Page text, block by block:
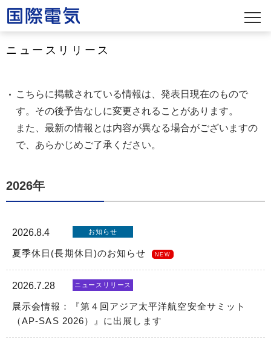
ニュースリリース
こちらに掲載されている情報は、発表日現在のもので
す。その後予告なしに変更されることがあります。
また、最新の情報とは内容が異なる場合がございますの
で、あらかじめご了承ください。
2026年
2026.8.4 お知らせ
夏季休日(長期休日)のお知らせ
2026.7.28 ニュースリリース
展示会情報：『第４回アジア太平洋航空安全サミット
（AP-SAS 2026）』に出展します